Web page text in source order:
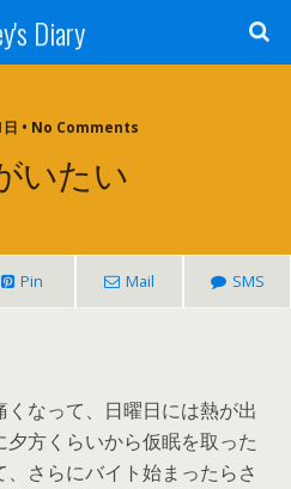
Diary
日 • No Comments
いたい
Pin Mail SMS
なって、日曜日には熱が出
方くらいから仮眠を取った
さらにバイト始まったらさ